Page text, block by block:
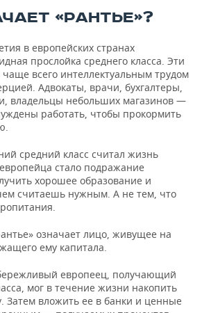
«РАНТЬЕ»?
в европейских странах
прослойка среднего класса. Эти
всего интеллектуальным трудом
Адвокаты, врачи, бухгалтеры,
владельцы небольших магазинов —
работать, чтобы прокормить
средний класс считал жизнь
стало подражание
хорошее образование и
считаешь нужным. А не тем, что
означает лицо, живущее на
ему капитала.
европеец, получающий
мог в течение жизни накопить
Затем вложить ее в банки и ценные